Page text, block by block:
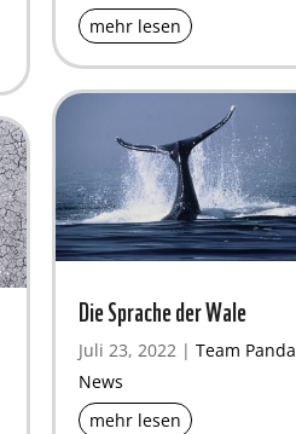
mehr lesen
Die Sprache der Wale
Juli 23, 2022| Team Panda
News
mehr lesen